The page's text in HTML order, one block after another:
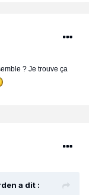
? Je trouve ça
a dit :